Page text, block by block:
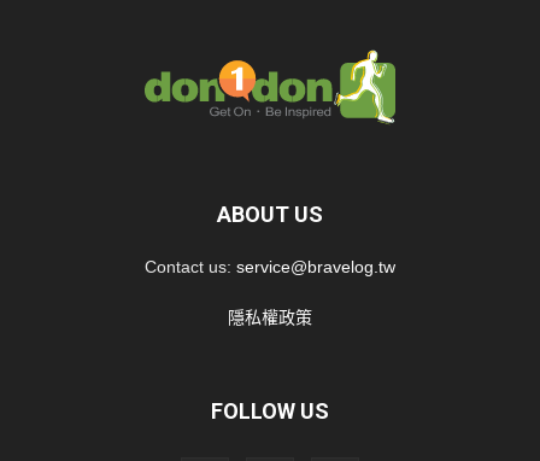
ABOUT US
Contact us: service@bravelog.tw
隱私權政策
FOLLOW US